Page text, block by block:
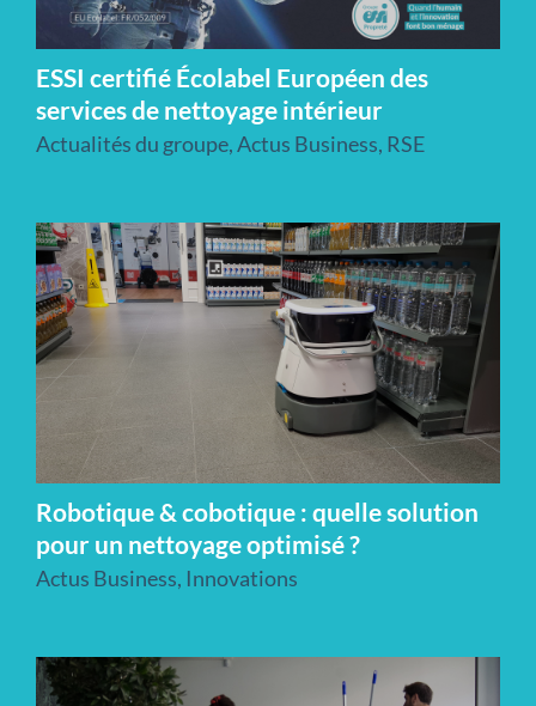
ESSI certifié Écolabel Européen des
services de nettoyage intérieur
Actualités du groupe,Actus Business, RSE
Robotique & cobotique : quelle solution
pour un nettoyage optimisé ?
Actus Business, Innovations